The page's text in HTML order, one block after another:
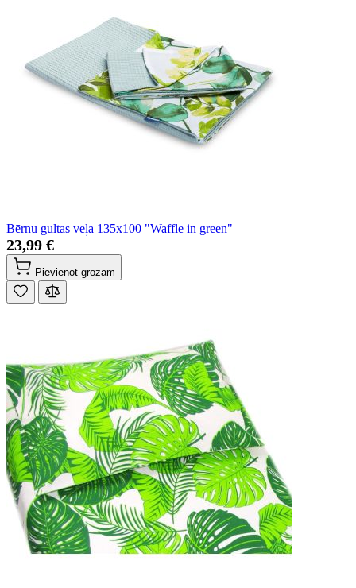
Bērnu gultas veļa 135x100 "Waffle in green"
23,99 €
Pievienot grozam